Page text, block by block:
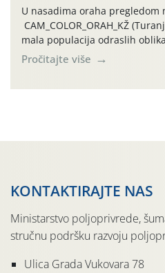
U nasadima oraha pregledom
CAM_COLOR_ORAH_KŽ
mala populacija odraslih
(Rhagoletis completa). Niska
činjenicom da je riječ o
Pročitajte više
KONTAKTIRAJTE NAS
Ministarstvo poljoprivrede,
stručnu podršku razvoju
Ulica Grada Vukovara 78